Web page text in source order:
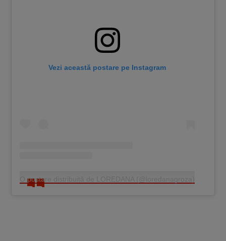
Vezi această postare pe Instagram
O postare distribuită de LOREDANA (@loredanagroza)